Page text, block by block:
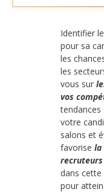
Identifier
pour sa
les
les
vous sur
vos
tendances
votre
salons et
favorise la
dans
pour